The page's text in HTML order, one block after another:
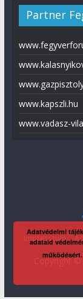
Partner
www.kapszli.hu
www.vadasz-
Impresszum
Copyright
Adatvédelmi
adataid